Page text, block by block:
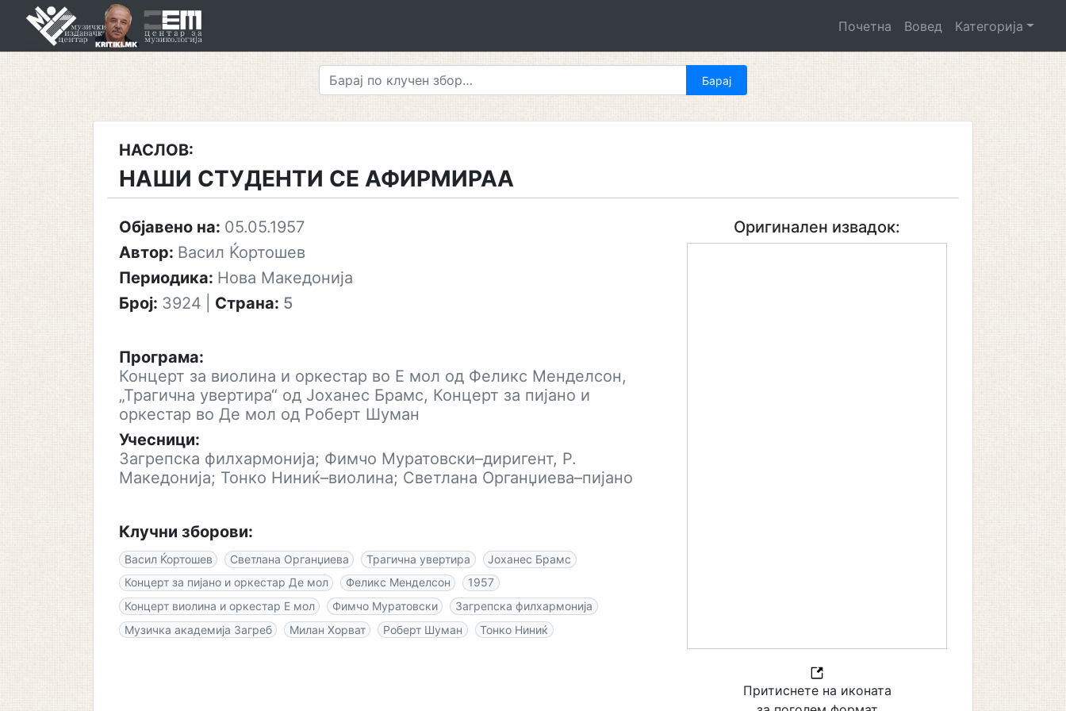
Почетна Вовед Категорија
НАСЛОВ:
НАШИ СТУДЕНТИ СЕ АФИРМИРАА
Објавено на: 05.05.1957
Автор: Васил Ќортошев
Периодика: Нова Македонија
Број: 3924 Страна: 5
Програма:
Концерт за виолина и оркестар во Е мол од Феликс Менделсон,
„Трагична увертира“ од Јоханес Брамс, Концерт за пијано и
оркестар во Де мол од Роберт Шуман
Учесници:
Загрепска филхармонија; Фимчо Муратовски–диригент, Р.
Македонија; Тонко Ниниќ–виолина; Светлана Органџиева–пијано
Клучни зборови:
Васил Ќортошев Светлана Органџиева Трагична увертира
Јоханес Брамс
Концерт за пијано и оркестар Де мол
Феликс Менделсон
1957
Концерт виолина и оркестар Е мол
Фимчо Муратовски
Загрепска филхармонија
Музичка академија Загреб
Милан Хорват Роберт Шуман Тонко Ниниќ
Оригинален извадок:
Притиснете на иконата